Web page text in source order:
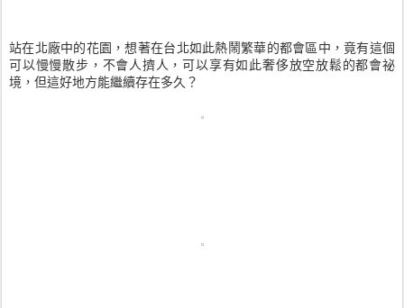
站在北廠中的花園，想著在台北如此熱鬧繁華的都會區中，竟有這個
可以慢慢散步，不會人擠人，可以享有如此奢侈放空放鬆的都會祕
境，但這好地方能繼續存在多久？